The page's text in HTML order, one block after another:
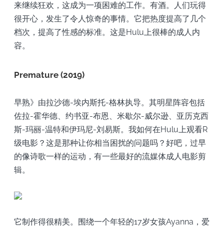
来继续狂欢，这成为一项困难的工作。有酒。人们玩得
很开心，发生了令人惊奇的事情。它把热度提高了几个
档次，提高了性感的标准。这是Hulu上很棒的成人内
容。
Premature (2019)
早熟》由拉沙德-埃内斯托-格林执导。其明星阵容包括
佐拉-霍华德、约书亚-布恩、米歇尔-威尔逊、亚历克西
斯-玛丽-温特和伊玛尼-刘易斯。我如何在Hulu上观看R
级电影？这是那种让你相当困扰的问题吗？好吧，过早
的像诗歌一样的运动，有一些最好的流媒体成人电影剪
辑。
它制作得很精美。围绕一个年轻的17岁女孩Ayanna，爱